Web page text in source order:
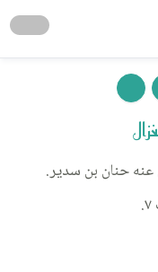
حنان بن سدير.